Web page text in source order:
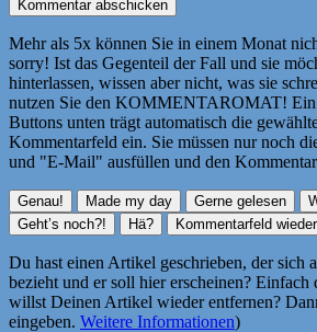
Mehr als 5x können Sie in einem Monat
sorry! Ist das Gegenteil der Fall und sie
hinterlassen, wissen aber nicht, was sie
nutzen Sie den KOMMENTAROMAT!
Buttons unten trägt automatisch die
Kommentarfeld ein. Sie müssen nur noch
und "E-Mail" ausfüllen und den
Du hast einen Artikel geschrieben, der sich
bezieht und er soll hier erscheinen?
willst Deinen Artikel wieder entfernen?
eingeben. Weitere Informationen)